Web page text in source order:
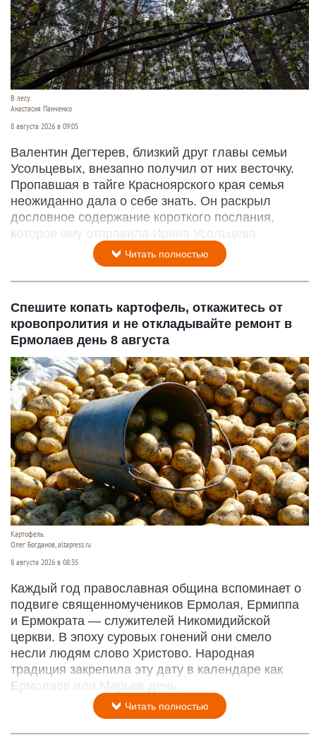
В лесу.
Анастасия Панченко
8 августа 2026 в 09:05
Валентин Дегтерев, близкий друг главы семьи
Усольцевых, внезапно получил от них весточку.
Пропавшая в тайге Красноярского края семья
неожиданно дала о себе знать. Он раскрыл
дословное содержание короткого послания,
которое ему отправила Ирина Усольцева.
Читать полностью
Спешите копать картофель, откажитесь от
кровопролития и не откладывайте ремонт в
Ермолаев день 8 августа
Картофель.
Олег Богданов, altapress.ru
8 августа 2026 в 08:35
Каждый год православная община вспоминает о
подвиге священномучеников Ермолая, Ермиппа
и Ермократа — служителей Никомидийской
церкви. В эпоху суровых гонений они смело
несли людям слово Христово. Народная
традиция закрепила эту дату в календаре как
Ермолаев или Марьев день.
Читать полностью